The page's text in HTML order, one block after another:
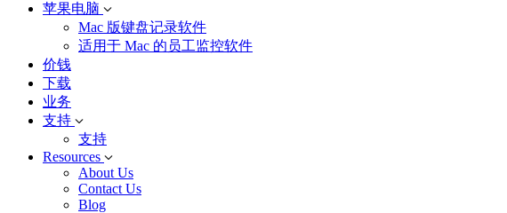
苹果电脑
Mac 版键盘记录软件
适用于 Mac 的员工监控软件
价钱
下载
业务
支持
支持
Resources
About Us
Contact Us
Blog